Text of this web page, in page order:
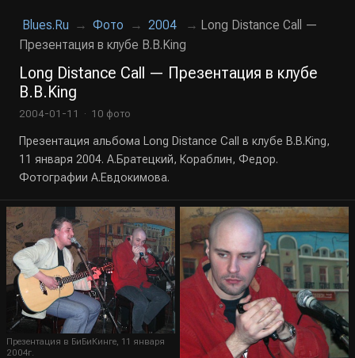
Blues.Ru → Фото → 2004 → Long Distance Call —
Презентация в клубе B.B.King
Long Distance Call — Презентация в клубе
B.B.King
2004-01-11 · 10 фото
Презентация альбома Long Distance Call в клубе B.B.King,
11 января 2004. А.Братецкий, Кораблин, Федор.
Фотографии А.Евдокимова.
Презентация в БиБиКинге, 11 января
2004г.